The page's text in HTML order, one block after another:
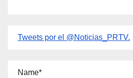
Tweets por el @Noticias_PRTV.
Name*